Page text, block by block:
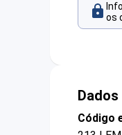
os
Código